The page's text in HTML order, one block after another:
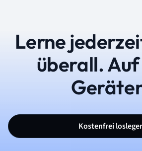
Lerne
überall.
Kostenfrei